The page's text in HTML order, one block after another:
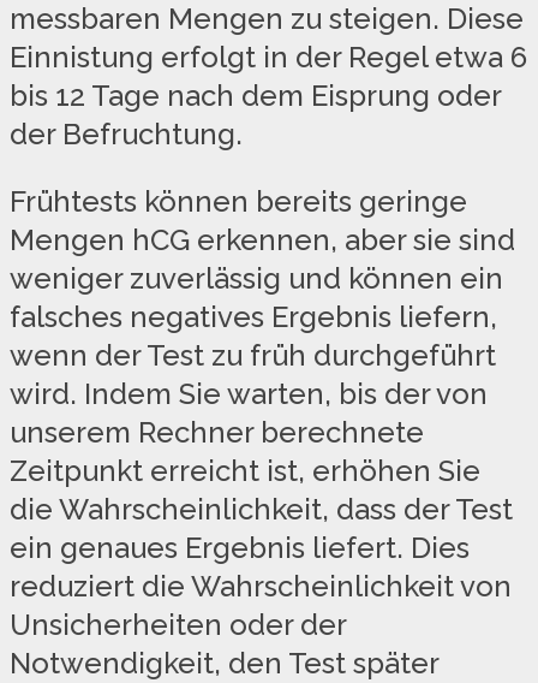
messbaren Mengen zu steigen. Diese
Einnistung erfolgt in der Regel etwa 6
bis 12 Tage nach dem Eisprung oder
der Befruchtung.
Frühtests können bereits geringe
Mengen hCG erkennen, aber sie sind
weniger zuverlässig und können ein
falsches negatives Ergebnis liefern,
wenn der Test zu früh durchgeführt
wird. Indem Sie warten, bis der von
unserem Rechner berechnete
Zeitpunkt erreicht ist, erhöhen Sie
die Wahrscheinlichkeit, dass der Test
ein genaues Ergebnis liefert. Dies
reduziert die Wahrscheinlichkeit von
Unsicherheiten oder der
Notwendigkeit, den Test später